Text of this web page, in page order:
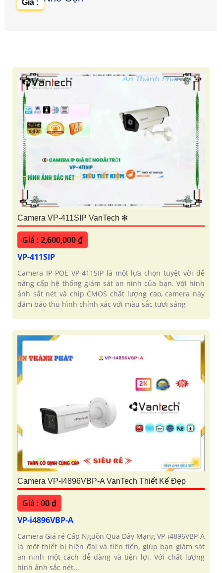
Giá :
Camera VP-411SIP VanTech ❇
Giá : 2,600,000 ₫
VP-411SIP
Camera IP POE VP-411SIP là một lựa chọn tuyệt vời để
nâng cấp hệ thống giám sát an ninh của bạn. Với hình
ảnh sắt nét và chip CMOS chất lượng cao, camera này
đảm bảo thu hình chính xác với màu sắc tươi sáng
Camera VP-I4896VBP-A VanTech Thiết Kế Đẹp
Giá : 00 ₫
VP-i4896VBP-A
Camera Giá rẻ Cấp Nguồn Qua Dây Mạng VP-i4896VBP-A
là một thiết bị hiện đại và tiên tiến, giúp bạn giám sát
an ninh một cách dễ dàng và tiện lợi. Với chất lượng
hình ảnh sắc nét...